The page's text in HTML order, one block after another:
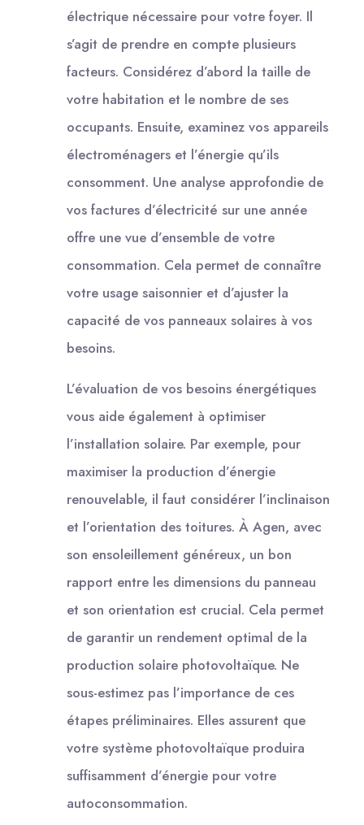
électrique nécessaire pour votre foyer. Il
s’agit de prendre en compte plusieurs
facteurs. Considérez d’abord la taille de
votre habitation et le nombre de ses
occupants. Ensuite, examinez vos appareils
électroménagers et l’énergie qu’ils
consomment. Une analyse approfondie de
vos factures d’électricité sur une année
offre une vue d’ensemble de votre
consommation. Cela permet de connaître
votre usage saisonnier et d’ajuster la
capacité de vos panneaux solaires à vos
besoins.
L’évaluation de vos besoins énergétiques
vous aide également à optimiser
l’installation solaire. Par exemple, pour
maximiser la production d’énergie
renouvelable, il faut considérer l’inclinaison
et l’orientation des toitures. À Agen, avec
son ensoleillement généreux, un bon
rapport entre les dimensions du panneau
et son orientation est crucial. Cela permet
de garantir un rendement optimal de la
production solaire photovoltaïque. Ne
sous-estimez pas l’importance de ces
étapes préliminaires. Elles assurent que
votre système photovoltaïque produira
suffisamment d’énergie pour votre
autoconsommation.